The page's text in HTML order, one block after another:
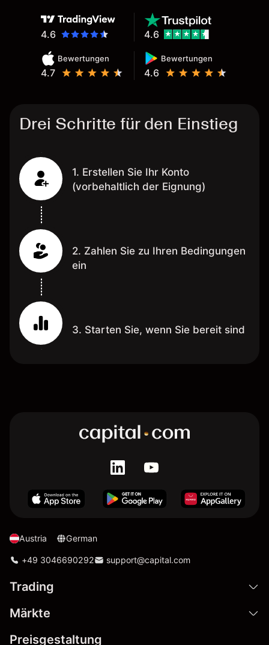
4.6
Bewertungen
4.7
Bewertungen
4.6
4.6
Drei Schritte für den Einstieg
1. Erstellen Sie Ihr Konto
(vorbehaltlich der Eignung)
2. Zahlen Sie zu Ihren Bedingungen
ein
3. Starten Sie, wenn Sie bereit sind
Austria German
+49 3046690292 support@capital.com
Trading
Märkte
Preisgestaltung